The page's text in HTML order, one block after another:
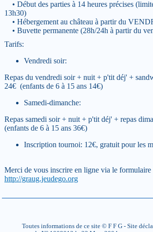
• Début des parties à 14 heures précises
13h30)
• Hébergement au château à partir du
• Buvette permanente (28h/24h à partir du
Tarifs:
Vendredi soir:
Repas du vendredi soir + nuit + p'tit déj' +
24€ (enfants de 6 à 15 ans 14€)
Samedi-dimanche:
Repas samedi soir + nuit + p'tit déj' + repas
(enfants de 6 à 15 ans 36€)
Inscription tournoi: 12€, gratuit pour les
Merci de vous inscrire en ligne via le formulaire
http://graug.jeudego.org
Toutes informations de ce site © F F G - Site